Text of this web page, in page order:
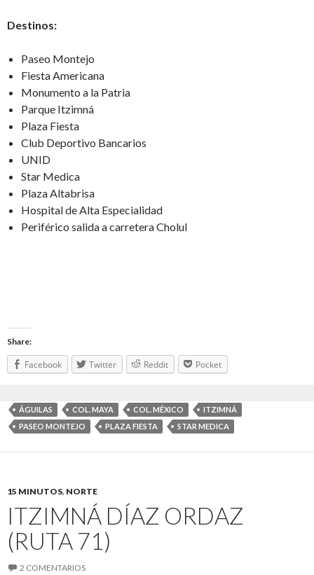
Destinos:
Paseo Montejo
Fiesta Americana
Monumento a la Patria
Parque Itzimná
Plaza Fiesta
Club Deportivo Bancarios
UNID
Star Medica
Plaza Altabrisa
Hospital de Alta Especialidad
Periférico salida a carretera Cholul
Share:
Facebook Twitter Reddit Pocket
ÁGUILAS COL. MAYA COL. MÉXICO
ITZIMNÁ
PASEO MONTEJO
PLAZA FIESTA STAR MEDICA
15 MINUTOS, NORTE
ITZIMNÁ DÍAZ ORDAZ
(RUTA 71)
2 COMENTARIOS